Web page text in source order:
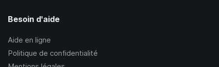
Besoin d'aide
Aide en ligne
Politique de confidentialité